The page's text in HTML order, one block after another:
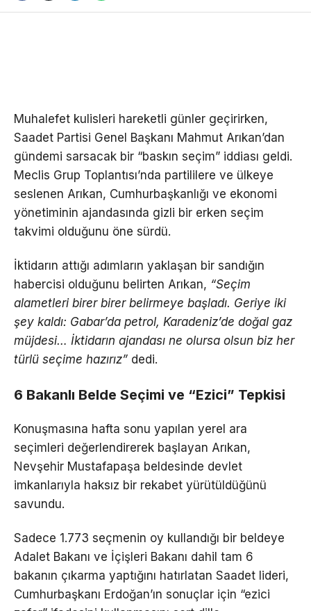
Muhalefet kulisleri hareketli günler geçirirken,
Saadet Partisi Genel Başkanı Mahmut Arıkan’dan
gündemi sarsacak bir “baskın seçim” iddiası geldi.
Meclis Grup Toplantısı’nda partililere ve ülkeye
seslenen Arıkan, Cumhurbaşkanlığı ve ekonomi
yönetiminin ajandasında gizli bir erken seçim
takvimi olduğunu öne sürdü.
İktidarın attığı adımların yaklaşan bir sandığın
habercisi olduğunu belirten Arıkan, “Seçim
alametleri birer birer belirmeye başladı. Geriye iki
şey kaldı: Gabar’da petrol, Karadeniz’de doğal gaz
müjdesi… İktidarın ajandası ne olursa olsun biz her
türlü seçime hazırız” dedi.
6 Bakanlı Belde Seçimi ve “Ezici” Tepkisi
Konuşmasına hafta sonu yapılan yerel ara
seçimleri değerlendirerek başlayan Arıkan,
Nevşehir Mustafapaşa beldesinde devlet
imkanlarıyla haksız bir rekabet yürütüldüğünü
savundu.
Sadece 1.773 seçmenin oy kullandığı bir beldeye
Adalet Bakanı ve İçişleri Bakanı dahil tam 6
bakanın çıkarma yaptığını hatırlatan Saadet lideri,
Cumhurbaşkanı Erdoğan’ın sonuçlar için “ezici